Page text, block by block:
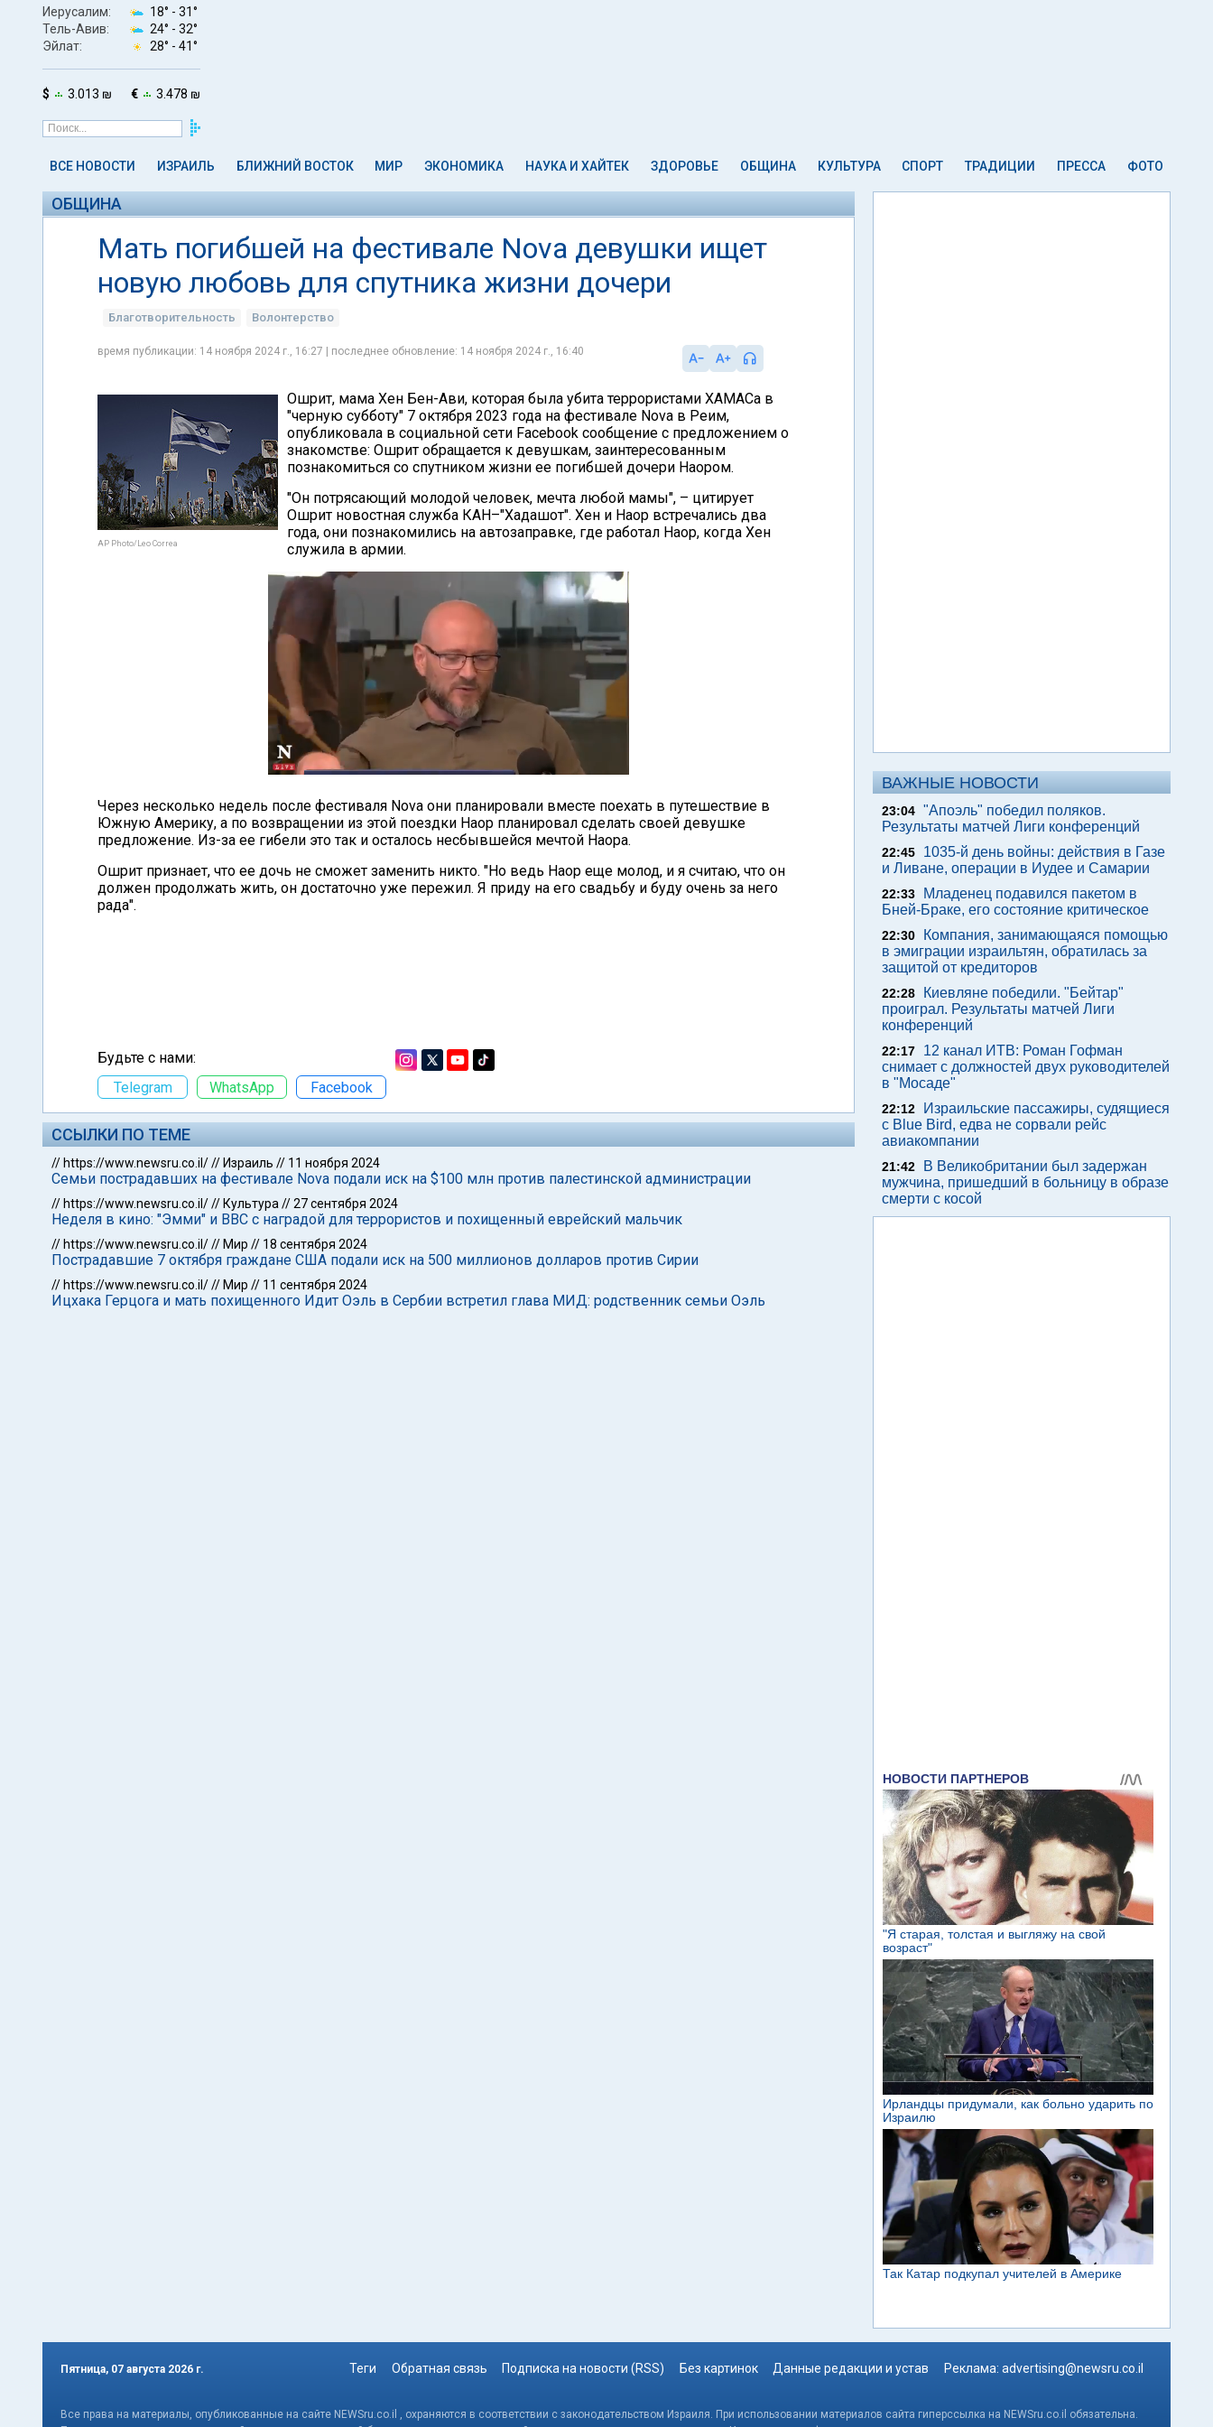
Иерусалим: 18° - 31°
Тель-Авив:
24° - 32°
Эйлат:
28° - 41°
$ 3.013 ₪ € 3.478 ₪
ВСЕ НОВОСТИ ИЗРАИЛЬ БЛИЖНИЙ ВОСТОК МИР ЭКОНОМИКА НАУКА И ХАЙТЕК ЗДОРОВЬЕ ОБЩИНА КУЛЬТУРА СПОРТ ТРАДИЦИИ ПРЕССА ФОТО
ОБЩИНА
Мать погибшей на фестивале Nova девушки ищет
новую любовь для спутника жизни дочери
Благотворительность Волонтерство
время публикации: 14 ноября 2024 г., 16:27 | последнее обновление: 14 ноября 2024 г., 16:40
AP Photo/Leo Correa
Ошрит, мама Хен Бен-Ави, которая была убита террористами ХАМАСа в
"черную субботу" 7 октября 2023 года на фестивале Nova в Реим,
опубликовала в социальной сети Facebook сообщение с предложением о
знакомстве: Ошрит обращается к девушкам, заинтересованным
познакомиться со спутником жизни ее погибшей дочери Наором.
"Он потрясающий молодой человек, мечта любой мамы", – цитирует
Ошрит новостная служба КАН–"Хадашот". Хен и Наор встречались два
года, они познакомились на автозаправке, где работал Наор, когда Хен
служила в армии.
Через несколько недель после фестиваля Nova они планировали вместе поехать в путешествие в
Южную Америку, а по возвращении из этой поездки Наор планировал сделать своей девушке
предложение. Из-за ее гибели это так и осталось несбывшейся мечтой Наора.
Ошрит признает, что ее дочь не сможет заменить никто. "Но ведь Наор еще молод, и я считаю, что он
должен продолжать жить, он достаточно уже пережил. Я приду на его свадьбу и буду очень за него
рада".
Будьте с нами:
Telegram
WhatsApp Facebook
ССЫЛКИ ПО ТЕМЕ
// https://www.newsru.co.il/// Израиль // 11 ноября 2024
Семьи пострадавших на фестивале Nova подали иск на $100 млн против палестинской администрации
// https://www.newsru.co.il/// Культура //27 сентября 2024
Неделя в кино: "Эмми" и BBC c наградой для террористов и похищенный еврейский мальчик
// https://www.newsru.co.il/// Мир // 18 сентября 2024
Пострадавшие 7 октября граждане США подали иск на 500 миллионов долларов против Сирии
// https://www.newsru.co.il/// Мир // 11 сентября 2024
Ицхака Герцога и мать похищенного Идит Оэль в Сербии встретил глава МИД: родственник семьи Оэль
ВАЖНЫЕ НОВОСТИ
23:04 "Апоэль" победил поляков.
Результаты матчей Лиги конференций
22:45
1035-й день войны: действия в Газе
и Ливане, операции в Иудее и Самарии
22:33
Младенец подавился пакетом в
Бней-Браке, его состояние критическое
22:30
Компания, занимающаяся помощью
в эмиграции израильтян, обратилась за
защитой от кредиторов
22:28
Киевляне победили. "Бейтар"
проиграл. Результаты матчей Лиги
конференций
22:17
12 канал ИТВ: Роман Гофман
снимает с должностей двух руководителей
в "Мосаде"
22:12
Израильские пассажиры, судящиеся
с Blue Bird, едва не сорвали рейс
авиакомпании
21:42
В Великобритании был задержан
мужчина, пришедший в больницу в образе
смерти с косой
Пятница, 07 августа 2026 г. Теги Обратная связь Подписка на новости (RSS) Без картинок Данные редакции и устав Реклама: advertising@newsru.co.il
Все права на материалы, опубликованные на сайте NEWSru.co.il , охраняются в соответствии с законодательством Израиля. При использовании материалов сайта гиперссылка на NEWSru.co.il обязательна.